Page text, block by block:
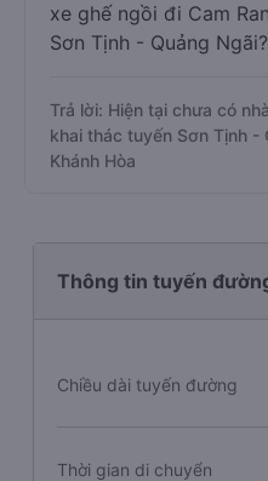
xe ghế ngồi đi Cam
Sơn Tịnh - Quảng Ngãi?
Trả lời: Hiện tại chưa có
khai thác tuyến Sơn Tịnh -
Khánh Hòa
Thông tin tuyến
Chiều dài tuyến đường
Thời gian di chuyển